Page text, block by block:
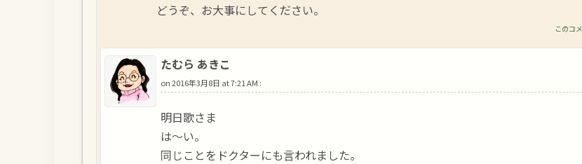
どうぞ、お大事にしてください。
このコ
たむら あきこ
on2016年3月8日 at 7:21 AM :
明日歌さま
は～い。
同じことをドクターにも言われました。